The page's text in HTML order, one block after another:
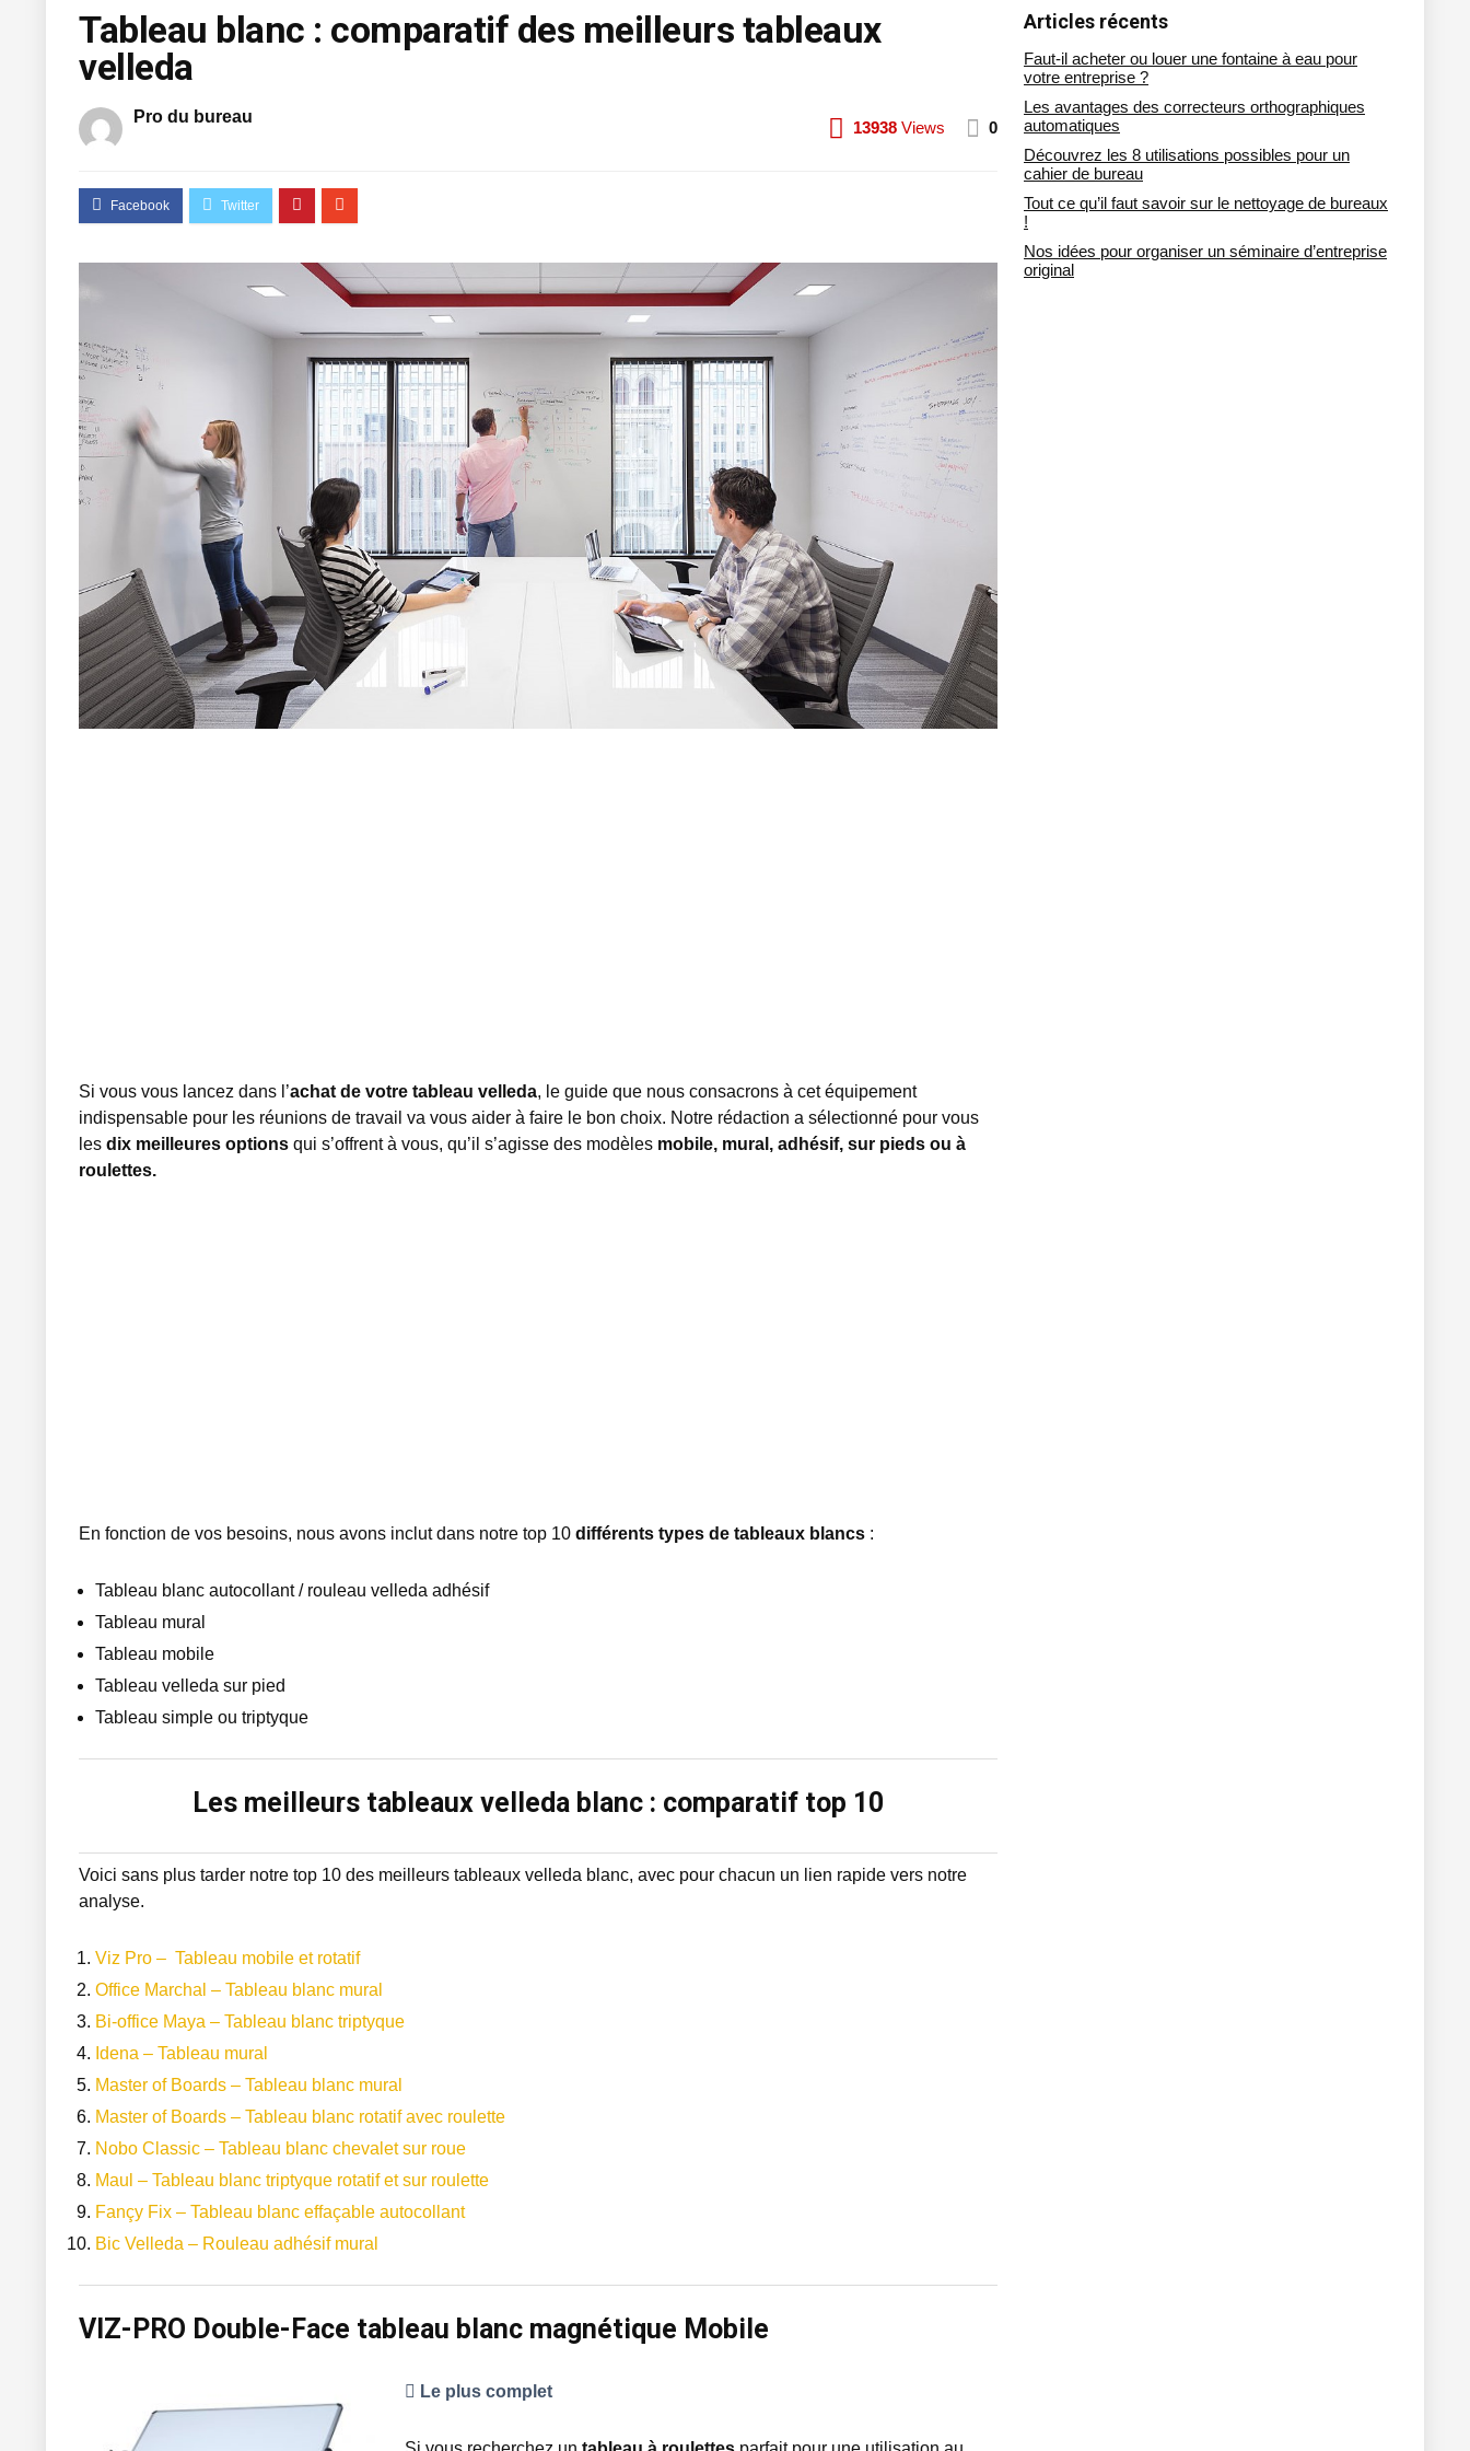
Tableau blanc : comparatif des meilleurs tableaux
velleda
Pro du bureau
13938 Views 0
Si vous vous lancez dans l’achat de votre tableau velleda, le guide que nous consacrons à cet équipement
indispensable pour les réunions de travail va vous aider à faire le bon choix. Notre rédaction a sélectionné pour vous
les dix meilleures options qui s’offrent à vous, qu’il s’agisse des modèles mobile, mural, adhésif, sur pieds ou à
roulettes.
En fonction de vos besoins, nous avons inclut dans notre top 10 différents types de tableaux blancs :
Tableau blanc autocollant / rouleau velleda adhésif
Tableau mural
Tableau mobile
Tableau velleda sur pied
Tableau simple ou triptyque
Les meilleurs tableaux velleda blanc : comparatif top 10
Voici sans plus tarder notre top 10 des meilleurs tableaux velleda blanc, avec pour chacun un lien rapide vers notre
analyse.
Viz Pro – Tableau mobile et rotatif
Office Marchal – Tableau blanc mural
Bi-office Maya – Tableau blanc triptyque
Idena – Tableau mural
Master of Boards – Tableau blanc mural
Master of Boards – Tableau blanc rotatif avec roulette
Nobo Classic – Tableau blanc chevalet sur roue
Maul – Tableau blanc triptyque rotatif et sur roulette
Fançy Fix – Tableau blanc effaçable autocollant
Bic Velleda – Rouleau adhésif mural
VIZ-PRO Double-Face tableau blanc magnétique Mobile
Le plus complet
Articles récents
Faut-il acheter ou louer une fontaine à eau pour
votre entreprise ?
Les avantages des correcteurs orthographiques
automatiques
Découvrez les 8 utilisations possibles pour un
cahier de bureau
Tout ce qu’il faut savoir sur le nettoyage de bureaux
!
Nos idées pour organiser un séminaire d’entreprise
original